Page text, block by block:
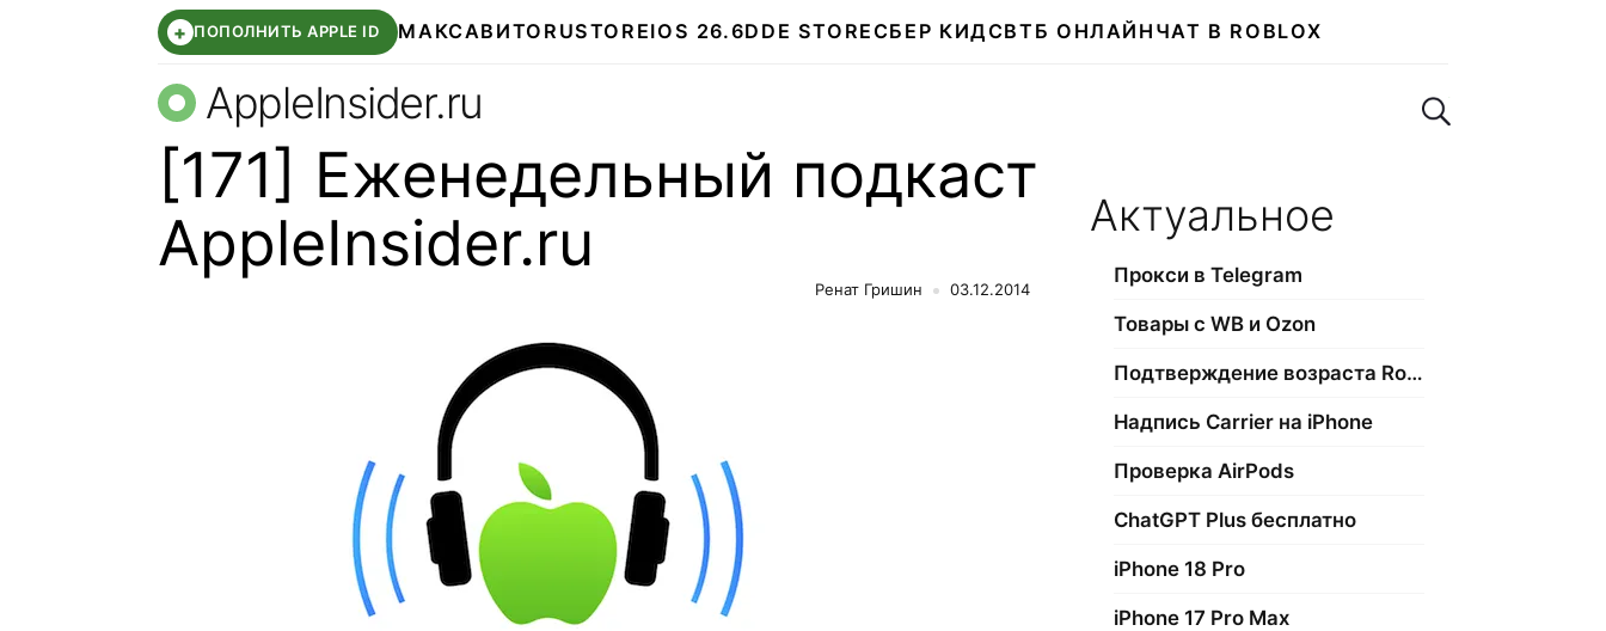
+ ПОПОЛНИТЬ APPLE ID МАКСАВИТО RUSTOREIOS 26.6DDE STORE СБЕР КИДСВТБ ОНЛАЙН ЧАТ В ROBLOX
AppleInsider.ru Поиск по сайту
[171] Еженедельный подкаст
AppleInsider.ru
Ренат Гришин 03.12.2014
Актуальное
Прокси в Telegram
Товары с WB и Ozon
Подтверждение возраста Roblox
Надпись Carrier на iPhone
Проверка AirPods
ChatGPT Plus бесплатно
iPhone 18 Pro
iPhone 17 Pro Max